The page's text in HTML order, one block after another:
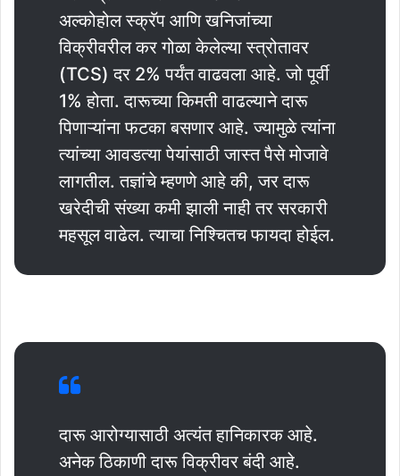
अल्कोहोल स्क्रॅप आणि खनिजांच्या
विक्रीवरील कर गोळा केलेल्या स्त्रोतावर
(TCS) दर 2% पर्यंत वाढवला आहे. जो पूर्वी
1% होता. दारूच्या किमती वाढल्याने दारू
पिणाऱ्यांना फटका बसणार आहे. ज्यामुळे त्यांना
त्यांच्या आवडत्या पेयांसाठी जास्त पैसे मोजावे
लागतील. तज्ञांचे म्हणणे आहे की, जर दारू
खरेदीची संख्या कमी झाली नाही तर सरकारी
महसूल वाढेल. त्याचा निश्चितच फायदा होईल.
दारू आरोग्यासाठी अत्यंत हानिकारक आहे.
अनेक ठिकाणी दारू विक्रीवर बंदी आहे.